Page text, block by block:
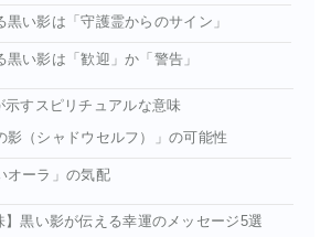
黒い影は「守護霊からのサイン」
黒い影は「歓迎」か「警告」
示すスピリチュアルな意味
影（シャドウセルフ）」の可能性
オーラ」の気配
】黒い影が伝える幸運のメッセージ5選